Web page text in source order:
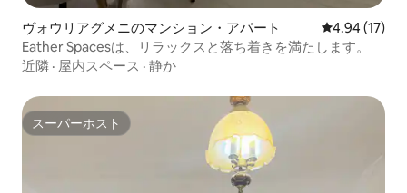
ヴォウリアグメニのマンション・アパート レビュー17
4.94 (17)
Eather Spacesは、リラックスと落ち着きを満たします。
近隣 · 屋内スペース · 静か
スーパーホスト
スーパーホスト